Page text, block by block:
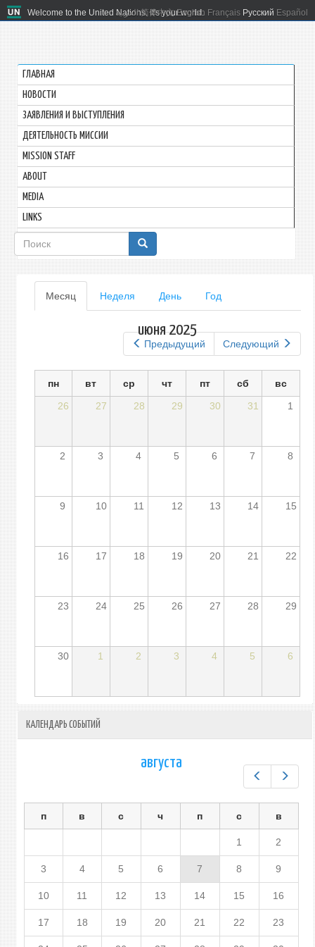
Welcome to the United Nations. It's your world.
العربية 简体中文 English Français Русский Español
ГЛАВНАЯ
HОВОСТИ
ЗАЯВЛЕНИЯ И ВЫСТУПЛЕНИЯ
ДЕЯТЕЛЬНОСТЬ МИССИИ
MISSION STAFF
ABOUT
MEDIA
LINKS
Форма
поиска
Главные
вкладки
Месяц (активная
вкладка)
Неделя День Год
Предыдущий Следующий
июня 2025
пн вт ср чт пт сб
вс
26
27 28 29 30 31 1
2 3 4 5 6 7 8
9 10 11 12 13 14 15
16 17 18 19 20 21 22
23 24 25 26 27 28 29
30 1 2 3 4 5 6
КАЛЕНДАРЬ СОБЫТИЙ
августа
п в с ч п с в
1 2
3 4 5 6 7 8 9
10 11 12 13 14 15 16
17 18 19 20 21 22 23